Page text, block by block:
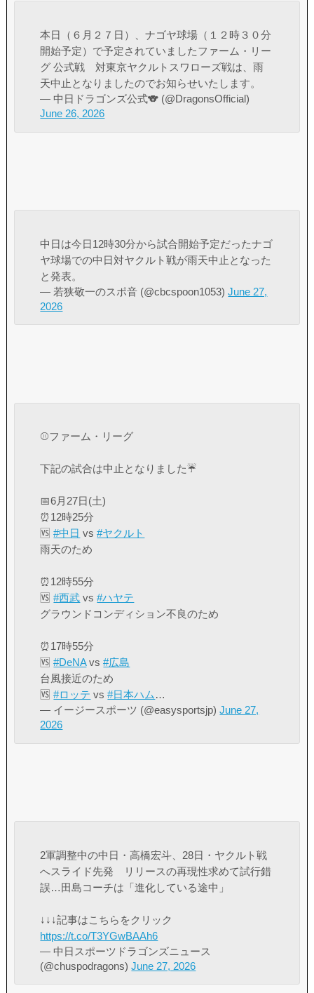
本日（６月２７日）、ナゴヤ球場（１２時３０分
開始予定）で予定されていましたファーム・リー
グ 公式戦 対東京ヤクルトスワローズ戦は、雨
天中止となりましたのでお知らせいたします。
— 中日ドラゴンズ公式🐨 (@DragonsOfficial)
June 26, 2026
中日は今日12時30分から試合開始予定だったナゴ
ヤ球場での中日対ヤクルト戦が雨天中止となった
と発表。
— 若狭敬一のスポ音 (@cbcspoon1053)June 27,
2026
⚾️ファーム・リーグ
下記の試合は中止となりました☔
📅6月27日(土)
⏰12時25分
🆚#中日 vs#ヤクルト
雨天のため
⏰12時55分
🆚#西武 vs#ハヤテ
グラウンドコンディション不良のため
⏰17時55分
🆚#DeNAvs#広島
台風接近のため
🆚#ロッテ vs#日本ハム …
— イージースポーツ (@easysportsjp)June 27,
2026
2軍調整中の中日・高橋宏斗、28日・ヤクルト戦
へスライド先発 リリースの再現性求めて試行錯
誤…田島コーチは「進化している途中」
↓↓↓記事はこちらをクリック
https://t.co/T3YGwBAAh6
— 中日スポーツドラゴンズニュース
(@chuspodragons)June 27, 2026